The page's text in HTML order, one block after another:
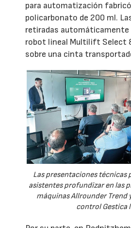
para automatización
policarbonato de 200 ml.
retiradas automáticamente
robot lineal Multilift Select
sobre una cinta
Las presentaciones técnicas
asistentes profundizar en las
máquinas Allrounder Trend
control Gestica